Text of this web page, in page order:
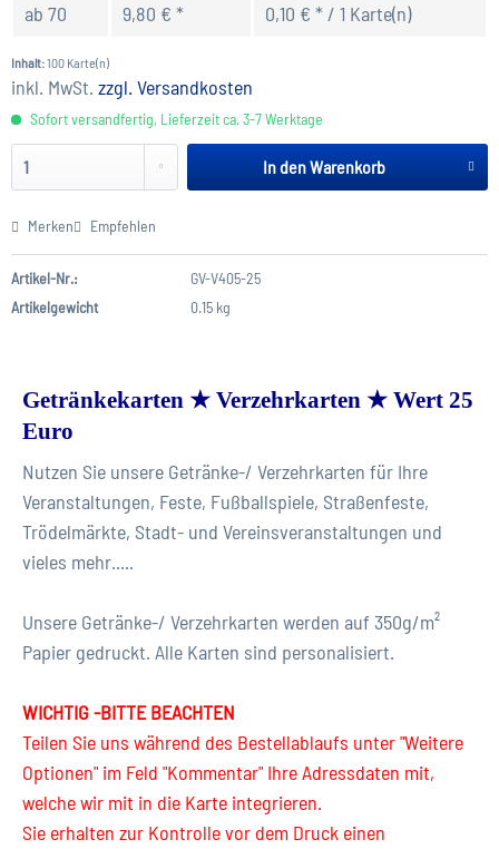
ab 70 9,80 € * 0,10 € * / 1 Karte(n)
Inhalt:100 Karte(n)
inkl. MwSt. zzgl. Versandkosten
Sofort versandfertig, Lieferzeit ca. 3-7 Werktage
In denWarenkorb
Merken Empfehlen
Artikel-Nr.:
GV-V405-25
Artikelgewicht
0.15 kg
Getränkekarten ★ Verzehrkarten ★ Wert 25
Euro
Nutzen Sie unsere Getränke-/ Verzehrkarten für Ihre
Veranstaltungen, Feste, Fußballspiele, Straßenfeste,
Trödelmärkte, Stadt- und Vereinsveranstaltungen und
vieles mehr.....
Unsere Getränke-/ Verzehrkarten werden auf 350g/m²
Papier gedruckt. Alle Karten sind personalisiert.
WICHTIG -BITTE BEACHTEN
Teilen Sie uns während des Bestellablaufs unter "Weitere
Optionen" im Feld "Kommentar" Ihre Adressdaten mit,
welche wir mit in die Karte integrieren.
Sie erhalten zur Kontrolle vor dem Druck einen